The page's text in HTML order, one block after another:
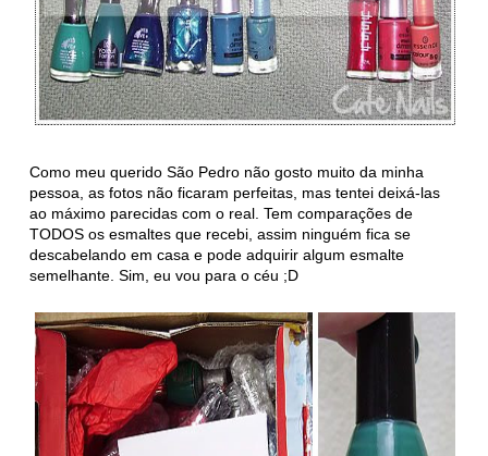
Como meu querido São Pedro não gosto muito da minha
pessoa, as fotos não ficaram perfeitas, mas tentei deixá-las
ao máximo parecidas com o real. Tem comparações de
TODOS os esmaltes que recebi, assim ninguém fica se
descabelando em casa e pode adquirir algum esmalte
semelhante. Sim, eu vou para o céu ;D